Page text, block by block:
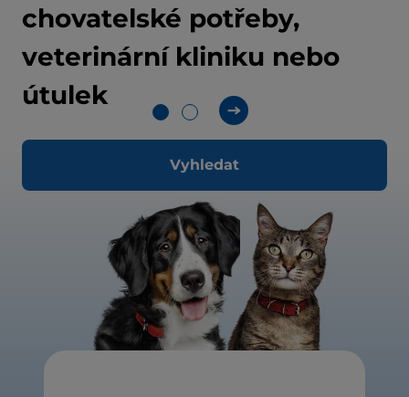
chovatelské potřeby,
veterinární kliniku nebo
útulek
Vyhledat